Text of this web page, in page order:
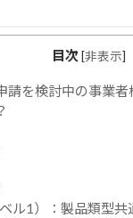
目次[非表示]
請を検討中の事業者
ル1）：製品類型共